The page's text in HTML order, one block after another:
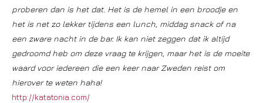
proberen dan is het dat. Het is de hemel in een broodje en
het is net zo lekker tijdens een lunch, middag snack of na
een zware nacht in de bar. Ik kan niet zeggen dat ik altijd
gedroomd heb om deze vraag te krijgen, maar het is de moeite
waard voor iedereen die een keer naar Zweden reist om
hierover te weten haha!
http://katatonia.com/